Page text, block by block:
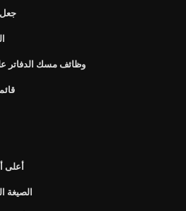
جعل
وظائف مسك الدفاتر
أعلى
الصيغة